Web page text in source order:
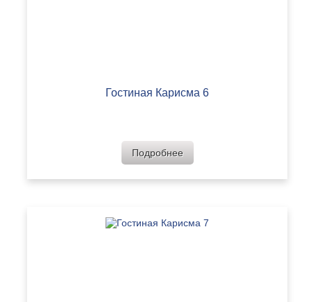
Гостиная Карисма 6
Подробнее